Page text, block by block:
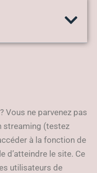
Vous ne parvenez pas
streaming (testez
à la fonction de
d’atteindre le site. Ce
utilisateurs de